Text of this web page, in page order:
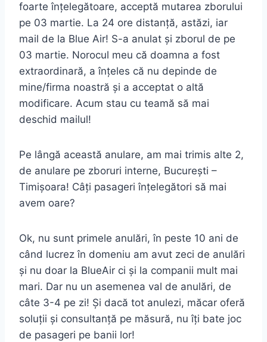
foarte înțelegătoare, acceptă mutarea zborului
pe 03 martie. La 24 ore distanță, astăzi, iar
mail de la Blue Air! S-a anulat și zborul de pe
03 martie. Norocul meu că doamna a fost
extraordinară, a înțeles că nu depinde de
mine/firma noastră și a acceptat o altă
modificare. Acum stau cu teamă să mai
deschid mailul!
Pe lângă această anulare, am mai trimis alte 2,
de anulare pe zboruri interne, București –
Timișoara! Câți pasageri înțelegători să mai
avem oare?
Ok, nu sunt primele anulări, în peste 10 ani de
când lucrez în domeniu am avut zeci de anulări
și nu doar la BlueAir ci și la companii mult mai
mari. Dar nu un asemenea val de anulări, de
câte 3-4 pe zi! Și dacă tot anulezi, măcar oferă
soluții și consultanță pe măsură, nu îți bate joc
de pasageri pe banii lor!